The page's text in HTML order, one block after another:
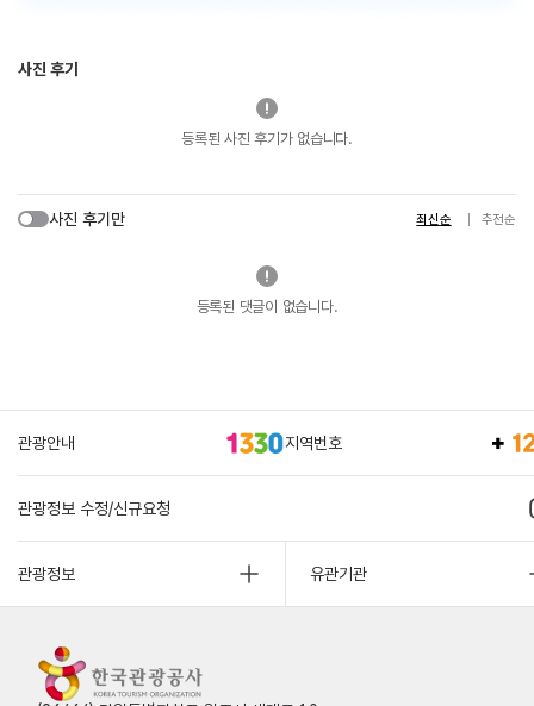
사진 후기
등록된 사진 후기가 없습니다.
사진 후기만 최신순 추천순
등록된 댓글이 없습니다.
관광안내 지역번호
관광정보 수정/신규요청
관광정보 유관기관